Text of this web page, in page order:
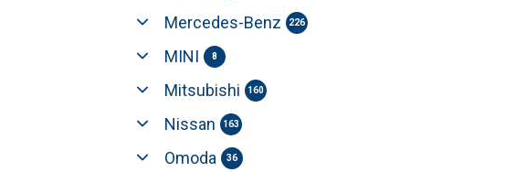
Mercedes-Benz 226
MINI 8
Mitsubishi 160
Nissan 163
Omoda 36